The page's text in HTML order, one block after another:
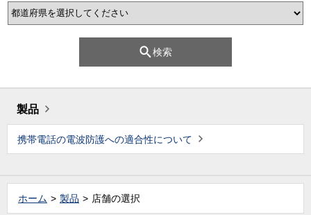
検索
製品
携帯電話の電波防護への適合性について
ホーム 製品 店舗の選択